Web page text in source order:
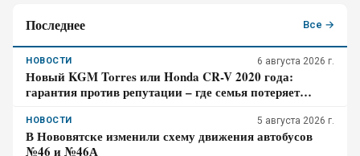
Последнее Все →
НОВОСТИ 6 августа 2026 г.
Новый KGM Torres или Honda CR-V 2020 года:
гарантия против репутации – где семья потеряет
НОВОСТИ 5 августа 2026 г.
В Нововятске изменили схему движения автобусов
№46 и №46А